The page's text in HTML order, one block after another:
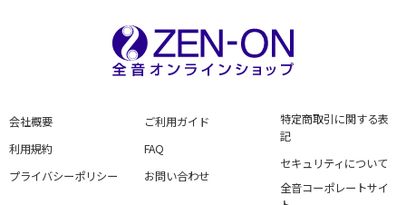
会社概要
利用規約
プライバシーポリシー
ご利用ガイド
FAQ
お問い合わせ
特定商取引に関する表
記
セキュリティについて
全音コーポレートサイ